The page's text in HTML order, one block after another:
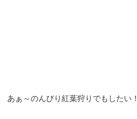
あぁ～のんびり紅葉狩りでもしたい！